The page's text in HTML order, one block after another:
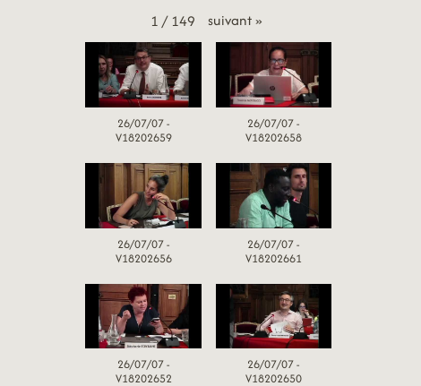
1 / 149 suivant»
26/07/07 -
V18202659
26/07/07 -
V18202658
26/07/07 -
V18202656
26/07/07 -
V18202661
26/07/07 -
V18202652
26/07/07 -
V18202650